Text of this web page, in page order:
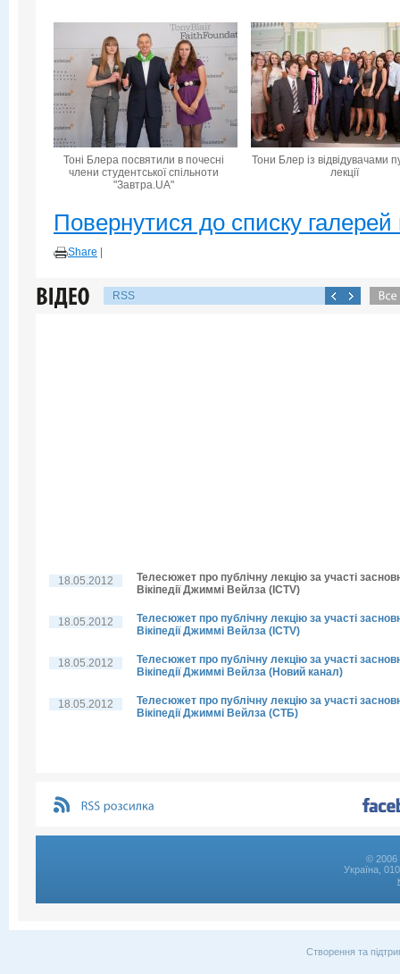
Тоні Блера посвятили в почесні
члени студентської спільноти
"Завтра.UA"
Тони Блер із відвідувачами
лекції
Повернутися до списку галерей
Share
RSS
18.05.2012
Телесюжет про публічну лекцію за участі
Вікіпедії Джиммі Вейлза (ICTV)
18.05.2012
Телесюжет про публічну лекцію за участі
Вікіпедії Джиммі Вейлза (ICTV)
18.05.2012
Телесюжет про публічну лекцію за участі
Вікіпедії Джиммі Вейлза (Новий канал)
18.05.2012
Телесюжет про публічну лекцію за участі
Вікіпедії Джиммі Вейлза (СТБ)
© 2006
Україна,
Створення та